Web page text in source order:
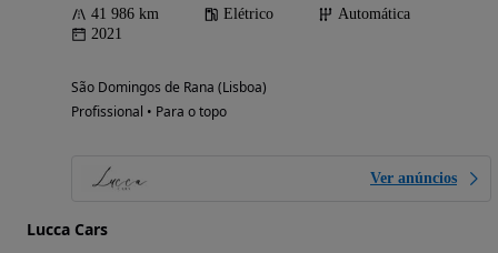
41 986 km Elétrico
Automática
2021
São Domingos de Rana (Lisboa)
Profissional • Para o topo
Ver anúncios
Lucca Cars